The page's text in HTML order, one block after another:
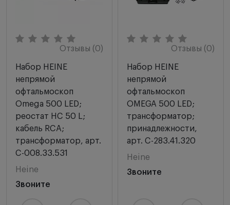
Отзывы (0)
Набор HEINE
непрямой
офтальмоскоп
Omega 500 LED;
реостат HC 50 L;
кабель RCA;
трансформатор, арт.
C-008.33.531
Heine
Звоните
Отзывы (0)
Набор HEINE
непрямой
офтальмоскоп
OMEGA 500 LED;
трансформатор;
принадлежности,
арт. C-283.41.320
Heine
Звоните